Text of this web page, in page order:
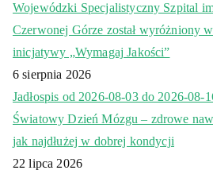
Wojewódzki Specjalistyczny Szpital
Czerwonej Górze został wyróżniony
inicjatywy „Wymagaj Jakości”
6 sierpnia 2026
Jadłospis od 2026-08-03 do 2026-08-
Światowy Dzień Mózgu – zdrowe
jak najdłużej w dobrej kondycji
22 lipca 2026